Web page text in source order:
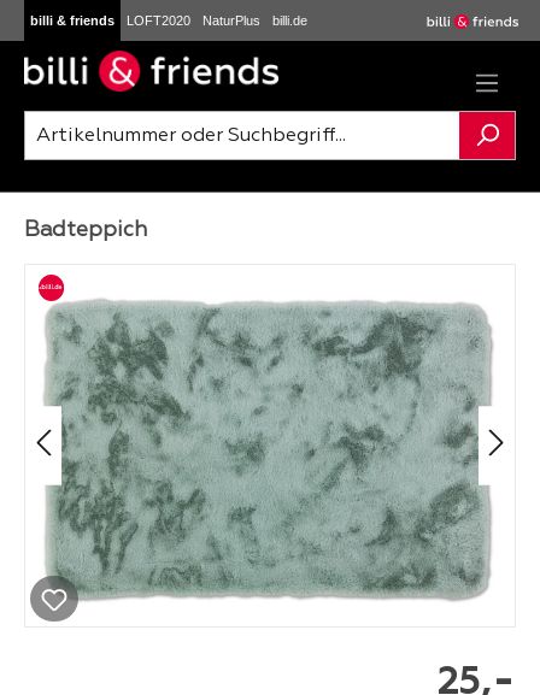
Zum Hauptinhalt springen
billi & friends LOFT2020 NaturPlus billi.de
Bildergalerie überspringen
Badteppich
25,-